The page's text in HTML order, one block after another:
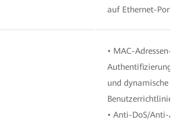
auf Ethernet-Port
• MAC-Adressen-
Authentifizierung,
und dynamische
Benutzerrichtlinien
• Anti-DoS/Anti-